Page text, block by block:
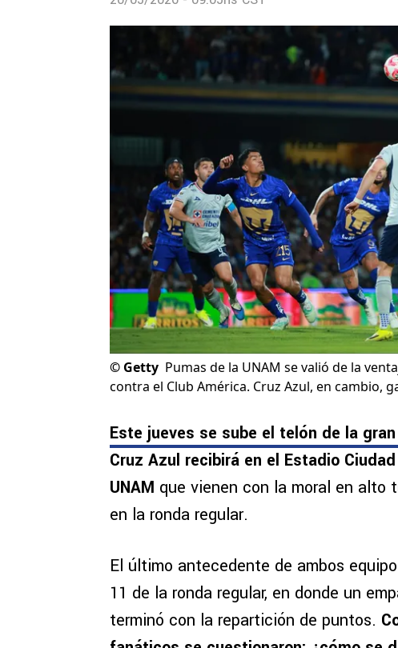
© Getty Pumas de la UNAM se valió de la
contra el Club América. Cruz Azul, en cambio,
Este jueves se sube el telón de la
Cruz Azul recibirá en el Estadio
UNAM que vienen con la moral en alto
en la ronda regular.
El último antecedente de ambos
11 de la ronda regular, en donde un
terminó con la repartición de puntos.